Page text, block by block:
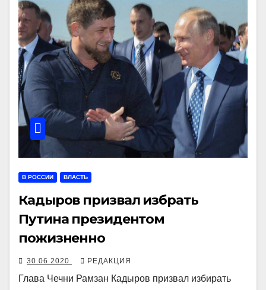
В РОССИИ ВЛАСТЬ
Кадыров призвал избрать
Путина президентом
пожизненно
30.06.2020 РЕДАКЦИЯ
Глава Чечни Рамзан Кадыров призвал избирать